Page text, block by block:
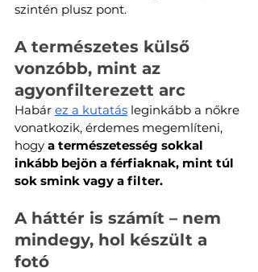
szintén plusz pont.
A természetes külső
vonzóbb, mint az
agyonfilterezett arc
Habár ez a kutatás leginkább a nőkre
vonatkozik, érdemes megemlíteni,
hogy a természetesség sokkal
inkább bejön a férfiaknak, mint túl
sok smink vagy a filter.
A háttér is számít – nem
mindegy, hol készült a
fotó